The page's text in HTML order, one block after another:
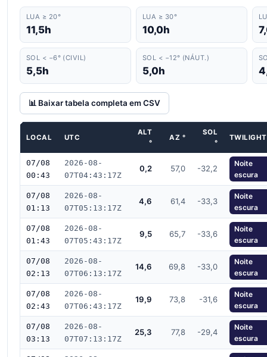
LUA ≥ 20°
11,5h
LUA ≥ 30°
10,0h
SOL < −6° (CIVIL)
5,5h
SOL < −12° (NÁUT.)
5,0h
📊 Baixar tabela completa em CSV
LOCAL UTC
ALT
°
AZ °
SOL
°
TWILIGHT
07/08
00:43
2026-08-
07T04:43:17Z
0,2 57,0 -32,2
Noite
escura
07/08
01:13
2026-08-
07T05:13:17Z
4,6 61,4 -33,3
Noite
escura
07/08
01:43
2026-08-
07T05:43:17Z
9,5 65,7 -33,6
Noite
escura
07/08
02:13
2026-08-
07T06:13:17Z
14,6 69,8 -33,0
Noite
escura
07/08
02:43
2026-08-
07T06:43:17Z
19,9 73,8 -31,6
Noite
escura
07/08
03:13
2026-08-
07T07:13:17Z
25,3 77,8 -29,4
Noite
escura